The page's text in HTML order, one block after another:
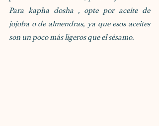
Para kapha dosha , opte por aceite de
jojoba o de almendras, ya que esos aceites
son un poco más ligeros que el sésamo.